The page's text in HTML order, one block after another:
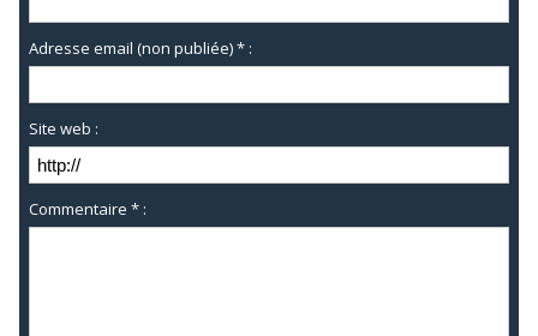
Adresse email (non publiée) * :
Site web :
Commentaire * :